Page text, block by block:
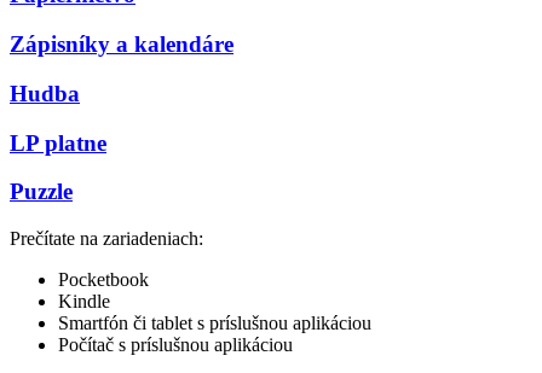
Zápisníky a kalendáre
Hudba
LP platne
Puzzle
Prečítate na zariadeniach:
Pocketbook
Kindle
Smartfón či tablet s príslušnou aplikáciou
Počítač s príslušnou aplikáciou